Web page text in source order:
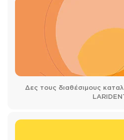
Δες τους διαθέσιμους